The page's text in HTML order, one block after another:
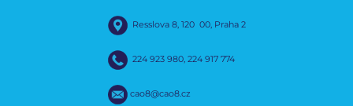
Resslova 8, 120 00, Praha 2
224 923 980, 224 917 774
cao8@cao8.cz